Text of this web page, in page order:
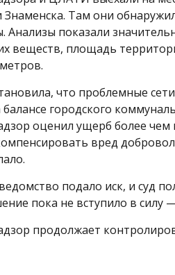
Знаменска. Там они
Анализы показали
веществ, площадь
что проблемные
балансе городского
оценил ущерб более чем
вред
подало иск, и суд
пока не вступило в силу
продолжает